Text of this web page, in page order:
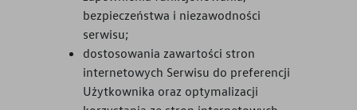
bezpieczeństwa i niezawodności
serwisu;
dostosowania zawartości stron
internetowych Serwisu do preferencji
Użytkownika oraz optymalizacji